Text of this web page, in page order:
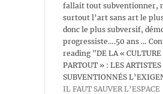
fallait tout subventionner,
surtout l’art sans art le
donc le plus subversif,
progressiste….50 ans …
reading "DE LA « CULTURE
PARTOUT » : LES ARTISTES
SUBVENTIONNÉS
IL FAUT SAUVER L’ESPACE